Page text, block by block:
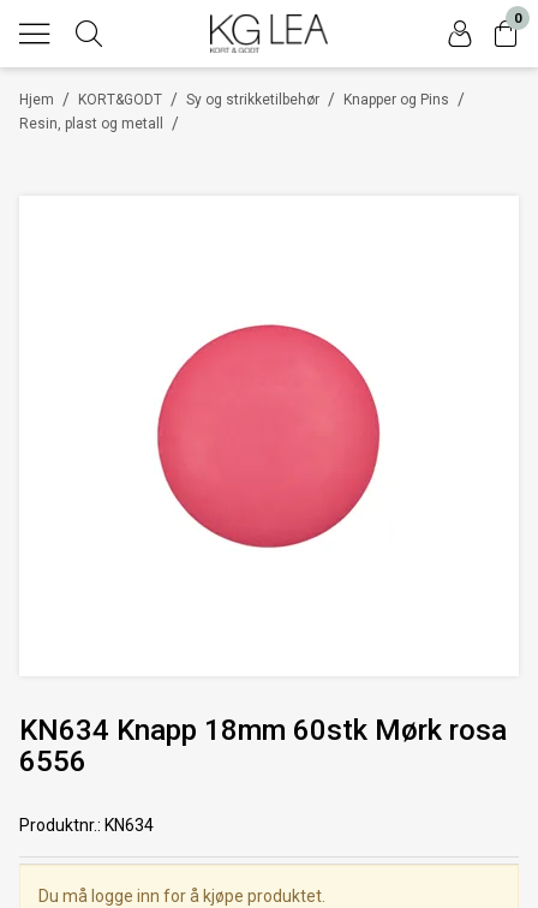
0
/
Hjem /
KORT&GODT /
Sy og strikketilbehør /
Knapper og Pins
/
Resin, plast og metall
KN634 Knapp 18mm 60stk Mørk rosa
6556
Produktnr.: KN634
Du må logge inn for å kjøpe produktet.